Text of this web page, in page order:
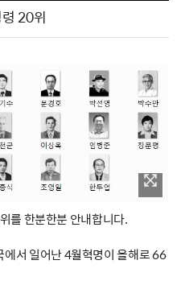
20위
를 한분한분 안내합니다.
서 일어난 4월혁명이 올해로 66